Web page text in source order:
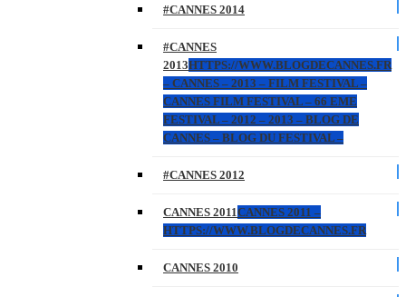
#CANNES 2014
#CANNES
2013HTTPS://WWW.BLOGDECANNES.FR
– CANNES – 2013 – FILM FESTIVAL –
CANNES FILM FESTIVAL – 66 EME
FESTIVAL – 2012 – 2013 – BLOG DE
CANNES – BLOG DU FESTIVAL –
#CANNES 2012
CANNES 2011CANNES 2011 –
HTTPS://WWW.BLOGDECANNES.FR
CANNES 2010